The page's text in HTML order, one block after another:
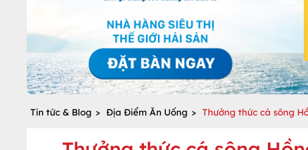
Tin tức & Blog > Địa Điểm Ăn Uống > Thưởng thức cá sông